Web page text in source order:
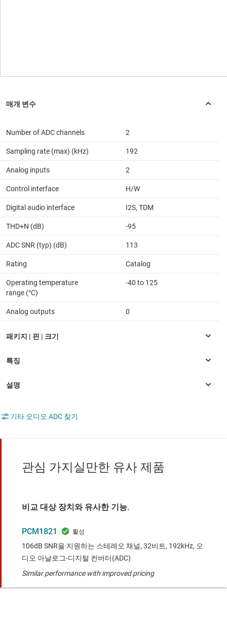
Number of ADC channels 2
Sampling rate (max) (kHz) 192
Analog inputs 2
Control interface H/W
Digital audio interface I2S, TDM
THD+N (dB) -95
ADC SNR (typ) (dB) 113
Rating Catalog
Operating temperature
range (°C)
-40 to 125
Analog outputs 0
기타 오디오 ADC 찾기
관심 가지실만한 유사 제품
비교 대상 장치와 유사한 기능.
PCM1821
106dB SNR을 지원하는 스테레오 채널, 32비트, 192kHz, 오
디오 아날로그-디지털 컨버터(ADC)
Similar performance with improved pricing